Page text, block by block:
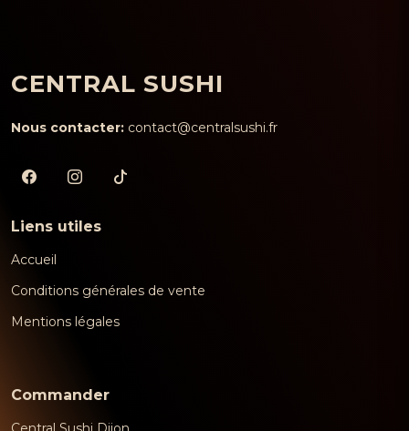
CENTRAL SUSHI
Nous contacter: contact@centralsushi.fr
Liens utiles
Accueil
Conditions générales de vente
Mentions légales
Commander